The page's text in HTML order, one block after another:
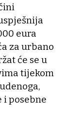
eura
za urbano
će se u
tijekom
i posebne